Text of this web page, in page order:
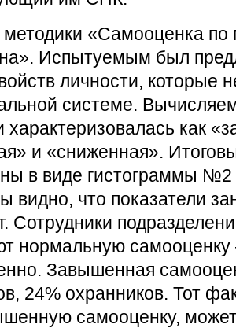
методики «Самооценка
Испытуемым был
личности, которые
системе.
характеризовалась как
и «сниженная».
в виде гистограммы
видно, что показатели
Сотрудники
нормальную самооценку
Завышенная
24% охранников. Тот
самооценку,